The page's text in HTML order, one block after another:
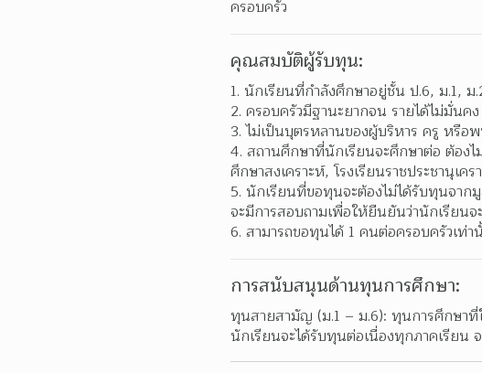
ครอบครัว
คุณสมบัติผู้รับทุน:
1. นักเรียนที่กำลังศึกษาอยู่ชั้น ป.6, ม.1,
2. ครอบครัวมีฐานะยากจน รายได้ไม่มั่น
3. ไม่เป็นบุตรหลานของผู้บริหาร ครู หรือ
4. สถานศึกษาที่นักเรียนจะศึกษาต่อ ต้องไ
ศึกษาสงเคราะห์, โรงเรียนราชประชานุเค
5. นักเรียนที่ขอทุนจะต้องไม่ได้รับทุนจา
จะมีการสอบถามเพื่อให้ยืนยันว่านักเรียน
6. สามารถขอทุนได้ 1 คนต่อครอบครัวเ
การสนับสนุนด้านทุนการศึกษา:
ทุนสายสามัญ (ม.1 – ม.6): ทุนการศึกษา
นักเรียนจะได้รับทุนต่อเนื่องทุกภาคเรียน